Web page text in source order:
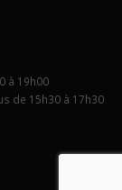
à 19h00
de 15h30 à 17h30